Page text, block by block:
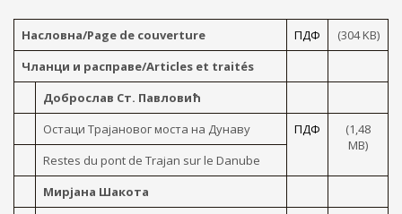
Насловна/Page de couverture ПДФ
(304 KB)
Чланци и расправе/Articles et traités
Доброслав Ст. Павловић
Остаци Трајановог моста на Дунаву
ПДФ
(1,48
MB)
Restes du pont de Trajan sur le Danube
Мирјана Шакота